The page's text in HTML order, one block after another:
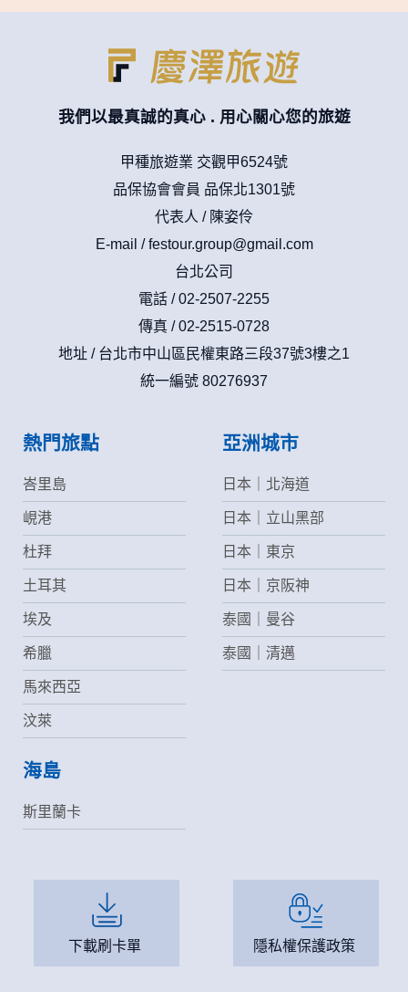
我們以最真誠的真心 . 用心關心您的旅遊
甲種旅遊業 交觀甲6524號
品保協會會員 品保北1301號
代表人 / 陳姿伶
E-mail /festour.group@gmail.com
台北公司
電話 / 02-2507-2255
傳真 / 02-2515-0728
地址 / 台北市中山區民權東路三段37號3樓之1
統一編號 80276937
熱門旅點
峇里島
峴港
杜拜
土耳其
埃及
希臘
馬來西亞
汶萊
亞洲城市
日本｜北海道
日本｜立山黑部
日本｜東京
日本｜京阪神
泰國｜曼谷
泰國｜清邁
海島
斯里蘭卡
下載刷卡單 隱私權保護政策